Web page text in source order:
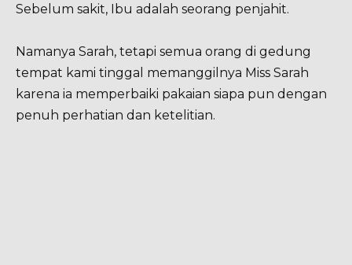
Sebelum sakit, Ibu adalah seorang penjahit.
Namanya Sarah, tetapi semua orang di gedung
tempat kami tinggal memanggilnya Miss Sarah
karena ia memperbaiki pakaian siapa pun dengan
penuh perhatian dan ketelitian.